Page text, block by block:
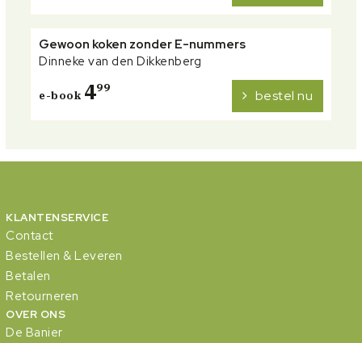
Gewoon koken zonder E-nummers
Dinneke van den Dikkenberg
e-book 499 bestel nu
KLANTENSERVICE
Contact
Bestellen & Leveren
Betalen
Retourneren
OVER ONS
De Banier